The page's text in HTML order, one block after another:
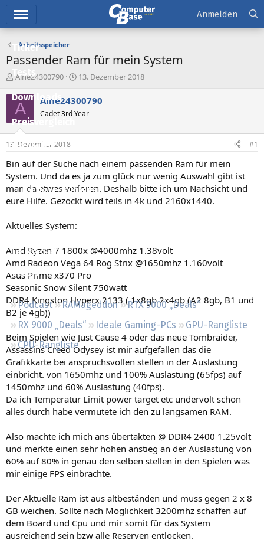
Ticker
Tests
Downloads
Preisvergleich
Forum
Aktuelles
Empfohlene Inhalte
Neueste Aktivitäten
Leserartikel
Regeln
Podcast RAMageddon
RTX 5000 „Deals“
RX 9000 „Deals“
Ideale Gaming-PCs
GPU-Rangliste
CPU-Rangliste
Anmelden
Arbeitsspeicher
Passender Ram für mein System
E
s
t
e
e
r
Alne24300790
E
s
e
t
a
m
13. Dezember 2018
A Alne24300790
Cadet 3rd Year
13. Dezember 2018 #1
Bin auf der Suche nach einem passenden Ram für mein
System. Und da es ja zum glück nur wenig Auswahl gibt ist
man da etwas verloren. Deshalb bitte ich um Nachsicht und
eure Hilfe. Gezockt wird teils in 4k und 2160x1440.
Aktuelles System:
Amd Ryzen 7 1800x @4000mhz 1.38volt
Amd Radeon Vega 64 Rog Strix @1650mhz 1.160volt
Asus Prime x370 Pro
Seasonic Snow Silent 750watt
DDR4 Kingston Hyperx 2133 ( 1x8gb 2x4gb (A2 8gb, B1 und
B2 je 4gb))
Beim Spielen wie Just Cause 4 oder das neue Tombraider,
Assassins Creed Odysey ist mir aufgefallen das die
Grafikkarte bei anspruchsvollen stellen in der Auslastung
einbricht. von 1650mhz und 100% Auslastung (65fps) auf
1450mhz und 60% Auslastung (40fps).
Da ich Temperatur Limit power target etc undervolt schon
alles durch habe vermutete ich den zu langsamen RAM.
Also machte ich mich ans übertakten @ DDR4 2400 1.25volt
und merkte einen sehr hohen anstieg an der Auslastung von
60% auf 80% in genau den selben stellen in den Spielen was
mir einige FPS einbrachte.
Der Aktuelle Ram ist aus altbeständen und muss gegen 2 x 8
GB weichen. Sollte nach Möglichkeit 3200mhz schaffen auf
dem Board und Cpu und mir somit für das System
ausreichend sein bzw alle Reserven entlocken.